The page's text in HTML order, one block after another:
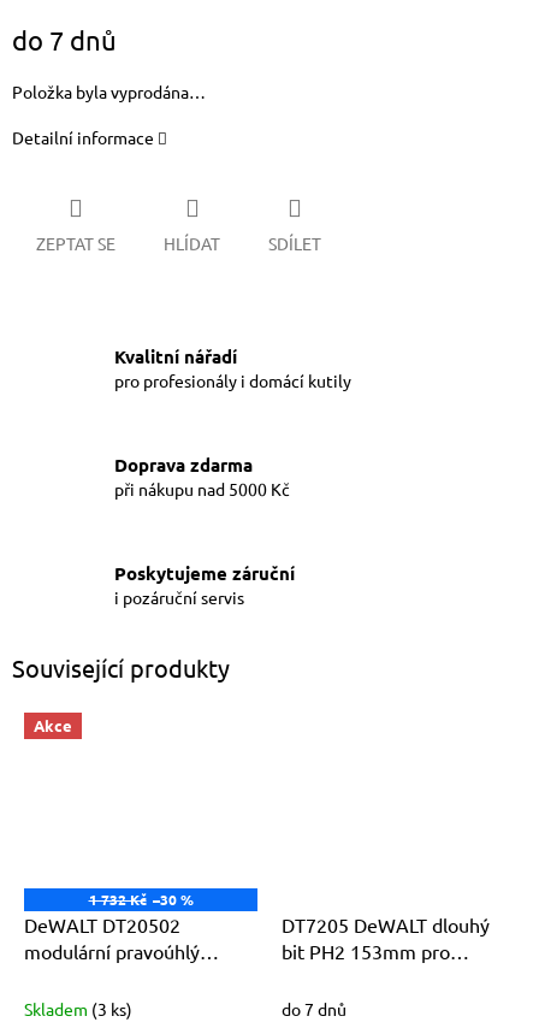
cena:
do 7 dnů
Položka byla vyprodána…
Detailní informace
ZEPTAT SE HLÍDAT SDÍLET
Kvalitní nářadí
pro profesionály i domácí kutily
Doprava zdarma
při nákupu nad 5000 Kč
Poskytujeme záruční
i pozáruční servis
Související produkty
Akce
1 732 Kč –30 %
DeWALT DT20502
modulární pravoúhlý
prodloužením
Skladem (3 ks)
DT7205 DeWALT dlouhý
bit PH2 153mm pro
do 7 dnů